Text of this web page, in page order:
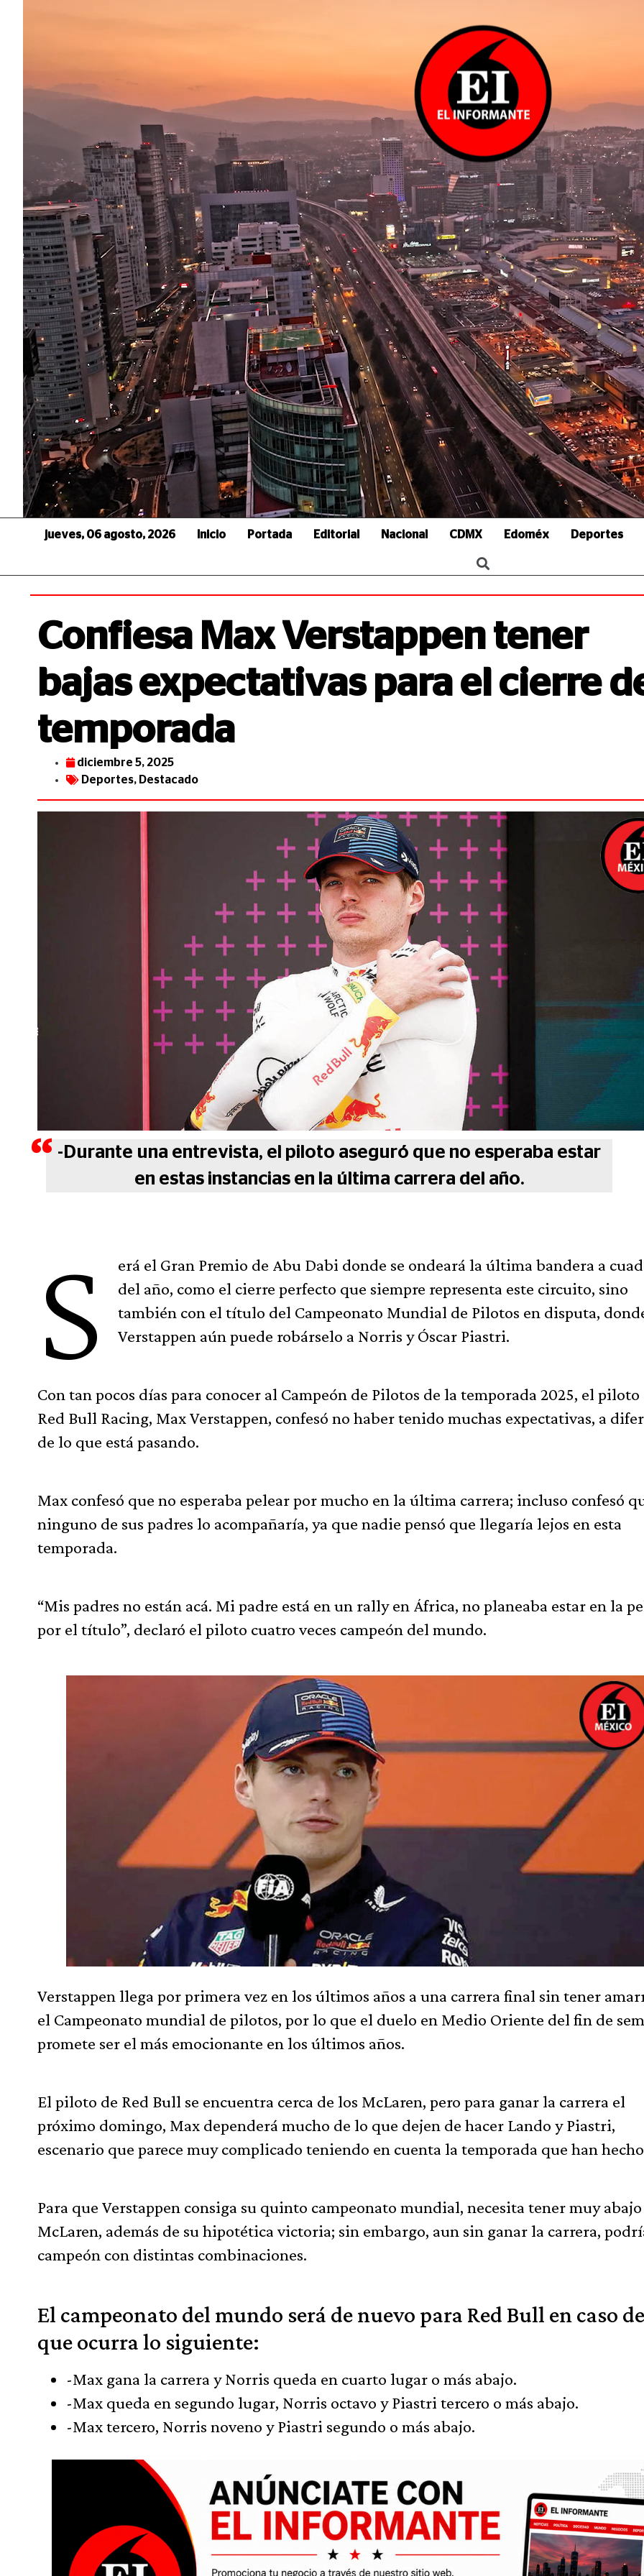
jueves, 06 agosto, 2026 Inicio Portada Editorial Nacional CDMX Edoméx Deportes
Confiesa Max Verstappen tener
bajas expectativas para el cierre
temporada
diciembre 5, 2025
Deportes, Destacado
-Durante una entrevista, el piloto aseguró que no esperaba estar
en estas instancias en la última carrera del año.
S
erá el Gran Premio de Abu Dabi donde se ondeará la última bandera a
del año, como el cierre perfecto que siempre representa este circuito, sino
también con el título del Campeonato Mundial de Pilotos en disputa,
Verstappen aún puede robárselo a Norris y Óscar Piastri.
Con tan pocos días para conocer al Campeón de Pilotos de la temporada 2025, el piloto
Red Bull Racing, Max Verstappen, confesó no haber tenido muchas expectativas, a
de lo que está pasando.
Max confesó que no esperaba pelear por mucho en la última carrera; incluso confesó
ninguno de sus padres lo acompañaría, ya que nadie pensó que llegaría lejos en esta
temporada.
“Mis padres no están acá. Mi padre está en un rally en África, no planeaba estar en la
por el título”, declaró el piloto cuatro veces campeón del mundo.
Verstappen llega por primera vez en los últimos años a una carrera final sin tener
el Campeonato mundial de pilotos, por lo que el duelo en Medio Oriente del fin de
promete ser el más emocionante en los últimos años.
El piloto de Red Bull se encuentra cerca de los McLaren, pero para ganar la carrera el
próximo domingo, Max dependerá mucho de lo que dejen de hacer Lando y Piastri,
escenario que parece muy complicado teniendo en cuenta la temporada que han
Para que Verstappen consiga su quinto campeonato mundial, necesita tener muy
McLaren, además de su hipotética victoria; sin embargo, aun sin ganar la carrera,
campeón con distintas combinaciones.
El campeonato del mundo será de nuevo para Red Bull en caso de
que ocurra lo siguiente:
-Max gana la carrera y Norris queda en cuarto lugar o más abajo.
-Max queda en segundo lugar, Norris octavo y Piastri tercero o más abajo.
-Max tercero, Norris noveno y Piastri segundo o más abajo.